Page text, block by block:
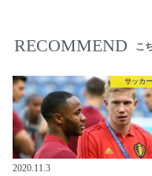
RECOMMEND こ
サッカー
2020.11.3